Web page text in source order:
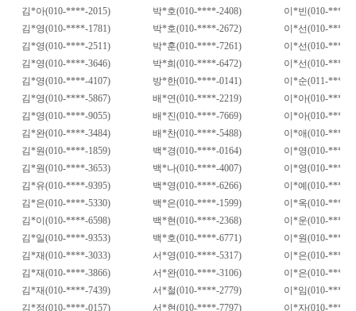
김*아(010-****-2015) 박*호(010-****-2408) 이 *빈(010-****-
김*영(010-****-1781) 박*호(010-****-2672) 이 *선(010-****-
김*영(010-****-2511) 박*훈(010-****-7261) 이 *선(010-****-
김*영(010-****-3646) 박*희 (010-****-6472) 이 *선(010-****-
김*영(010-****-4107) 방*한(010-****-0141) 이 *순(011-****-
김*영(010-****-5867) 배*연(010-****-2219) 이 *아(010-****-
김*영(010-****-9055) 배*진(010-****-7669) 이 *아(010-****-
김*완(010-****-3484) 배*찬(010-****-5488) 이 *애(010-****-
김*원(010-****-1859) 백*경(010-****-0164) 이 *영(010-****-
김*원(010-****-3653) 백*나(010-****-4007) 이 *영(010-****-
김*유(010-****-9395) 백*영(010-****-6266) 이 *예 (010-****-
김*은(010-****-5330) 백*은(010-****-1599) 이 *옥(010-****-
김*이 (010-****-6598) 백*현(010-****-2368) 이 *운(010-****-
김*일(010-****-9353) 백*호(010-****-6771) 이 *원(010-****-
김*재(010-****-3033) 서*영(010-****-5317) 이 *은(010-****-
김*재(010-****-3866) 서*완(010-****-3106) 이 *은(010-****-
김*재(010-****-7439) 서*철(010-****-2779) 이 *임(010-****-
김*정(010-****-0157) 서*현(010-****-7797) 이 *자(010-****-